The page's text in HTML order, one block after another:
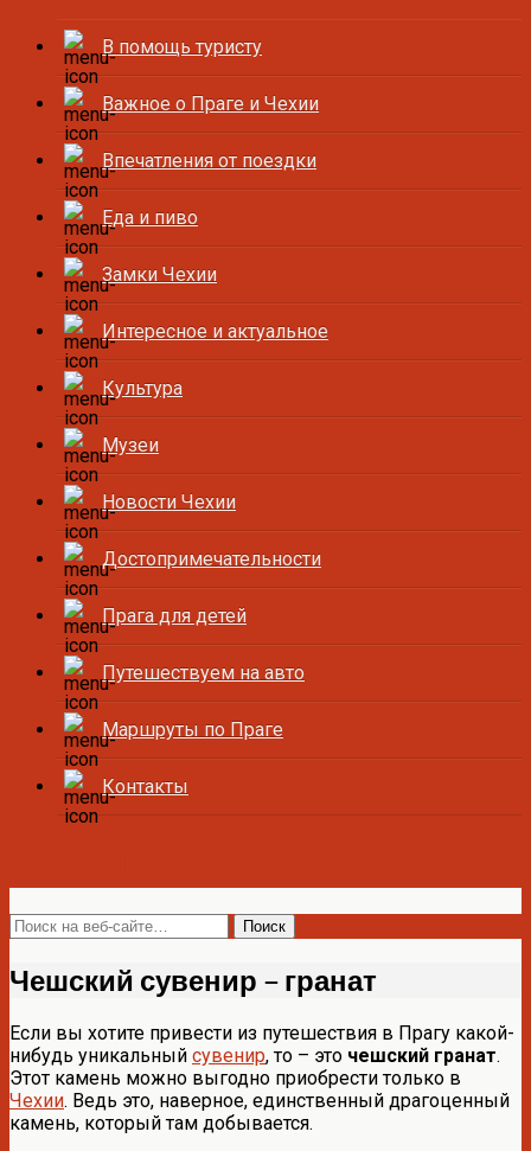
В помощь туристу
Важное о Праге и Чехии
Впечатления от поездки
Еда и пиво
Замки Чехии
Интересное и актуальное
Культура
Музеи
Новости Чехии
Достопримечательности
Прага для детей
Путешествуем на авто
Маршруты по Праге
Контакты
Чешский сувенир – гранат
Если вы хотите привести из путешествия в Прагу какой-
нибудь уникальный сувенир, то – это чешский гранат.
Этот камень можно выгодно приобрести только в
Чехии. Ведь это, наверное, единственный драгоценный
камень, который там добывается.